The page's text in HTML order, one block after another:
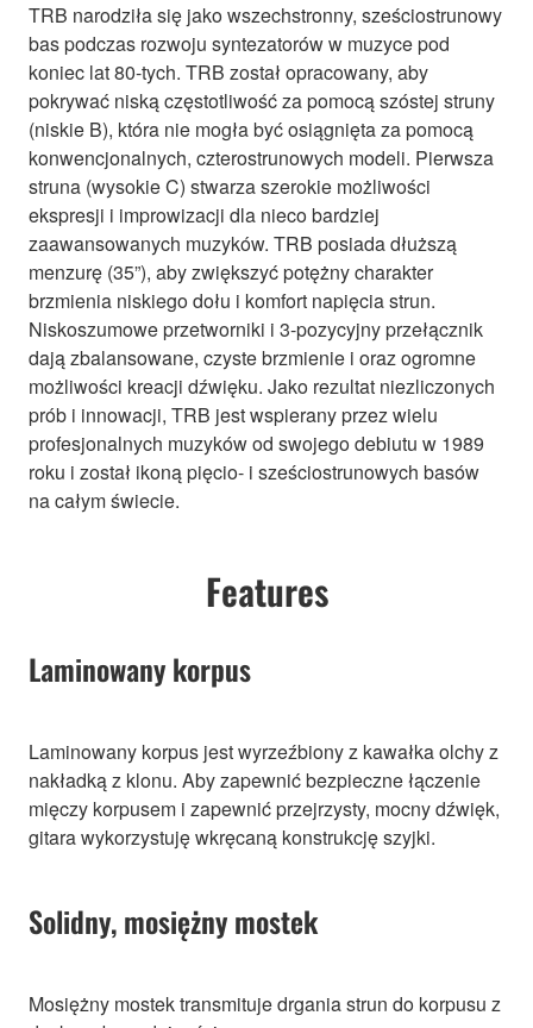
TRB narodziła się jako wszechstronny, sześciostrunowy
bas podczas rozwoju syntezatorów w muzyce pod
koniec lat 80-tych. TRB został opracowany, aby
pokrywać niską częstotliwość za pomocą szóstej struny
(niskie B), która nie mogła być osiągnięta za pomocą
konwencjonalnych, czterostrunowych modeli. Pierwsza
struna (wysokie C) stwarza szerokie możliwości
ekspresji i improwizacji dla nieco bardziej
zaawansowanych muzyków. TRB posiada dłuższą
menzurę (35”), aby zwiększyć potężny charakter
brzmienia niskiego dołu i komfort napięcia strun.
Niskoszumowe przetworniki i 3-pozycyjny przełącznik
dają zbalansowane, czyste brzmienie i oraz ogromne
możliwości kreacji dźwięku. Jako rezultat niezliczonych
prób i innowacji, TRB jest wspierany przez wielu
profesjonalnych muzyków od swojego debiutu w 1989
roku i został ikoną pięcio- i sześciostrunowych basów
na całym świecie.
Features
Laminowany korpus
Laminowany korpus jest wyrzeźbiony z kawałka olchy z
nakładką z klonu. Aby zapewnić bezpieczne łączenie
mięczy korpusem i zapewnić przejrzysty, mocny dźwięk,
gitara wykorzystuję wkręcaną konstrukcję szyjki.
Solidny, mosiężny mostek
Mosiężny mostek transmituje drgania strun do korpusu z